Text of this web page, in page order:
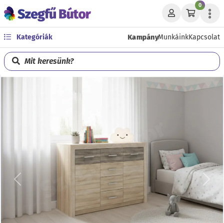
0
Kategóriák KampányMunkáinkKapcsolat
Mit keresünk?
Előző